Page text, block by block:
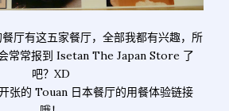
厅有这五家餐厅，全部我都有兴趣，所
常常报到 Isetan The Japan Store 了
吧？XD
张的 Touan 日本餐厅的用餐体验链接